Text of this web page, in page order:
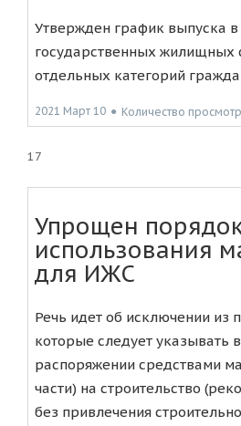
Утвержден график выпуска в
государственных жилищных
отдельных категорий
2021 Март 10 ● Количество
17
Упрощен
использования
для ИЖС
Речь идет об исключении из
которые следует указывать
распоряжении средствами
части) на строительство
без привлечения